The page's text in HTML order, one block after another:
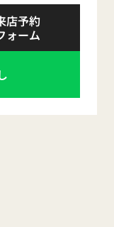
店予約
ォーム